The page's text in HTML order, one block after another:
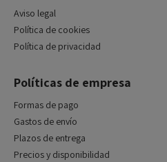
Aviso legal
Política de cookies
Política de privacidad
Políticas de empresa
Formas de pago
Gastos de envío
Plazos de entrega
Precios y disponibilidad